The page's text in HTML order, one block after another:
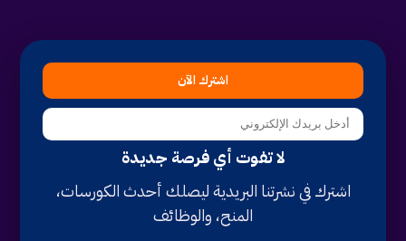
اشترك الآن
لا تفوت أي فرصة جديدة
اشترك في نشرتنا البريدية ليصلك أحدث الكورسات،
المنح، والوظائف